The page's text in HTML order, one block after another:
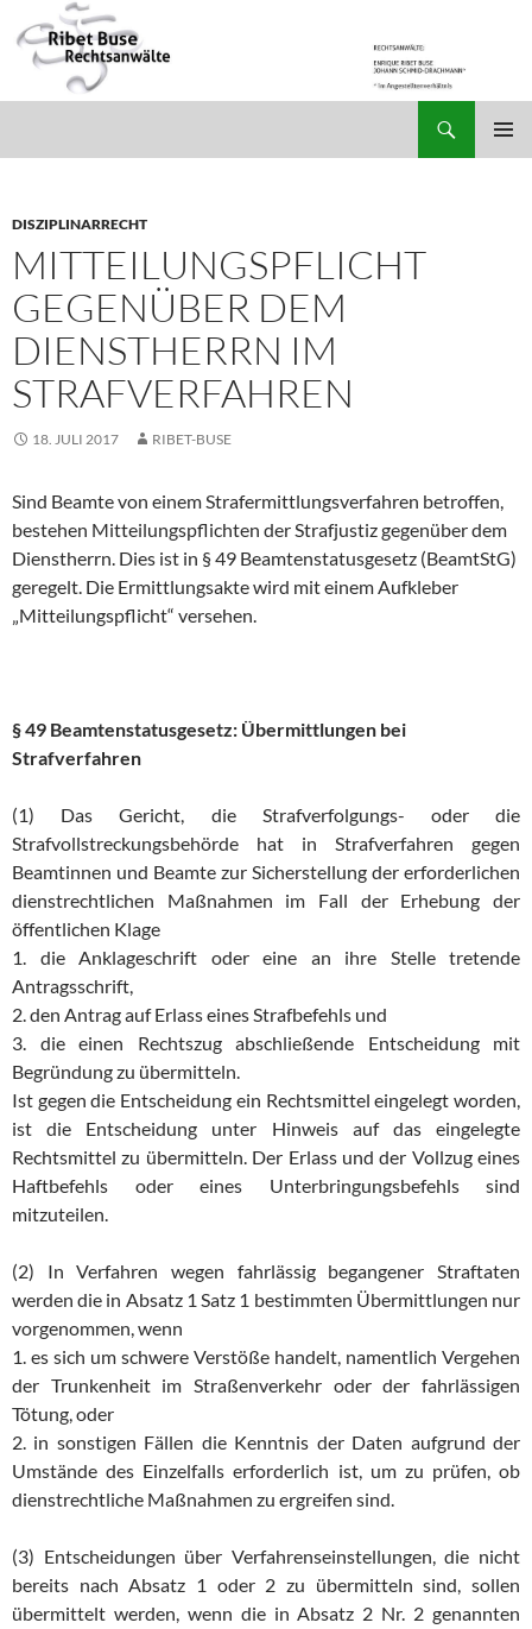
DISZIPLINARRECHT
MITTEILUNGSPFLICHT
GEGENÜBER DEM
DIENSTHERRN IM
STRAFVERFAHREN
18. JULI 2017 RIBET-BUSE
Sind Beamte von einem Strafermittlungsverfahren betroffen,
bestehen Mitteilungspflichten der Strafjustiz gegenüber dem
Dienstherrn. Dies ist in § 49 Beamtenstatusgesetz (BeamtStG)
geregelt. Die Ermittlungsakte wird mit einem Aufkleber
„Mitteilungspflicht“ versehen.
§ 49 Beamtenstatusgesetz: Übermittlungen bei
Strafverfahren
(1) Das Gericht, die Strafverfolgungs- oder die
Strafvollstreckungsbehörde hat in Strafverfahren gegen
Beamtinnen und Beamte zur Sicherstellung der erforderlichen
dienstrechtlichen Maßnahmen im Fall der Erhebung der
öffentlichen Klage
1. die Anklageschrift oder eine an ihre Stelle tretende
Antragsschrift,
2. den Antrag auf Erlass eines Strafbefehls und
3. die einen Rechtszug abschließende Entscheidung mit
Begründung zu übermitteln.
Ist gegen die Entscheidung ein Rechtsmittel eingelegt worden,
ist die Entscheidung unter Hinweis auf das eingelegte
Rechtsmittel zu übermitteln. Der Erlass und der Vollzug eines
Haftbefehls oder eines Unterbringungsbefehls sind
mitzuteilen.
(2) In Verfahren wegen fahrlässig begangener Straftaten
werden die in Absatz 1 Satz 1 bestimmten Übermittlungen nur
vorgenommen, wenn
1. es sich um schwere Verstöße handelt, namentlich Vergehen
der Trunkenheit im Straßenverkehr oder der fahrlässigen
Tötung, oder
2. in sonstigen Fällen die Kenntnis der Daten aufgrund der
Umstände des Einzelfalls erforderlich ist, um zu prüfen, ob
dienstrechtliche Maßnahmen zu ergreifen sind.
(3) Entscheidungen über Verfahrenseinstellungen, die nicht
bereits nach Absatz 1 oder 2 zu übermitteln sind, sollen
übermittelt werden, wenn die in Absatz 2 Nr. 2 genannten